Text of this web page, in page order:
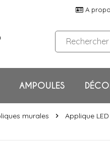
A
AMPOULES
murales chevron_right Applique